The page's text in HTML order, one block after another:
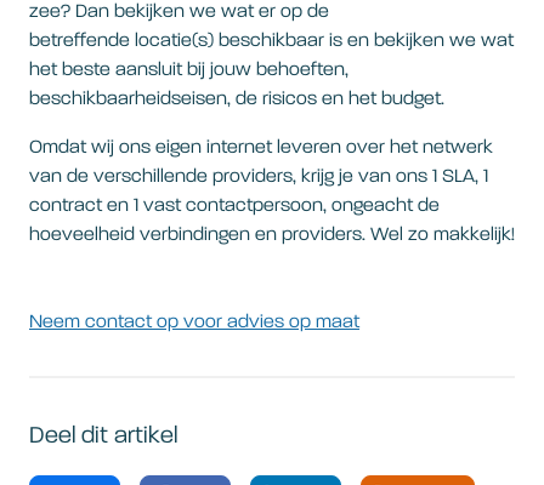
zee? Dan bekijken we wat er op de
betreffende locatie(s) beschikbaar is en bekijken we wat
het beste aansluit bij jouw behoeften,
beschikbaarheidseisen, de risicos en het budget.
Omdat wij ons eigen internet leveren over het netwerk
van de verschillende providers, krijg je van ons 1 SLA, 1
contract en 1 vast contactpersoon, ongeacht de
hoeveelheid verbindingen en providers. Wel zo makkelijk!
Neem contact op voor advies op maat
Deel dit artikel